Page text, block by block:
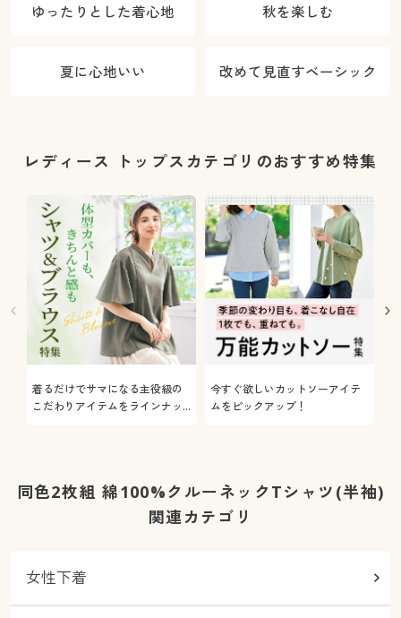
ゆったりとした着心地 秋を楽しむ
夏に心地いい 改めて見直すベーシック
レディース トップスカテゴリのおすすめ特集
着るだけでサマになる主役級の
こだわりアイテムをラインナッ
今すぐ欲しいカットソーアイテ
ムをピックアップ！
同色2枚組 綿100%クルーネックTシャツ(半袖)
関連カテゴリ
女性下着